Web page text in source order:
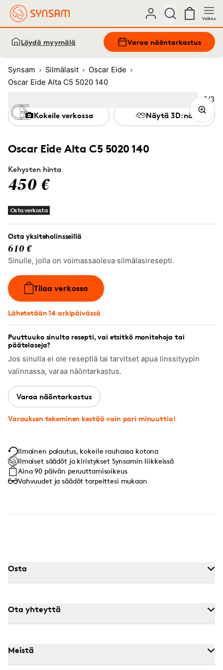
Valikko
Löydä myymälä Varaa näöntarkastus
Synsam Silmälasit
Oscar Eide
Oscar Eide Alta C5 5020 140
Oscar Eide Alta C5 5020 140
Kehysten hinta
450 €
Osta verkosta
Osta yksiteholinsseillä
610 €
Sinulle, jolla on voimassaoleva silmälasiresepti.
Tilaa verkossa
Lähetetään 14 arkipäivässä
Puuttuuko sinulta resepti, vai etsitkö monitehoja tai
päätelaseja?
Jos sinulla ei ole reseptiä tai tarvitset apua linssityypin
valinnassa, varaa näöntarkastus.
Varaa näöntarkastus
Varauksen tekeminen kestää vain pari minuuttia!
Kokeile verkossa Näytä 3D:nä
Ilmainen palautus, kokeile rauhassa kotona
Ilmaiset säädöt ja kiristykset Synsamin liikkeissä
Aina 90 päivän peruuttamisoikeus
Vahvuudet ja säädöt tarpeittesi mukaan
Kuva
2/3
3
Osta
Ota yhteyttä
Meistä